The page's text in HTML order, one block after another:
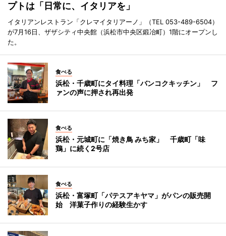
プトは「日常に、イタリアを」
イタリアンレストラン「クレマイタリアーノ」（TEL 053-489-6504）
が7月16日、ザザシティ中央館（浜松市中央区鍛冶町）1階にオープンし
た。
食べる
浜松・千歳町にタイ料理「バンコクキッチン」 フ
ァンの声に押され再出発
食べる
浜松・元城町に「焼き鳥 みち家」 千歳町「味
鶏」に続く2号店
食べる
浜松・富塚町「パテスアキヤマ」がパンの販売開
始 洋菓子作りの経験生かす